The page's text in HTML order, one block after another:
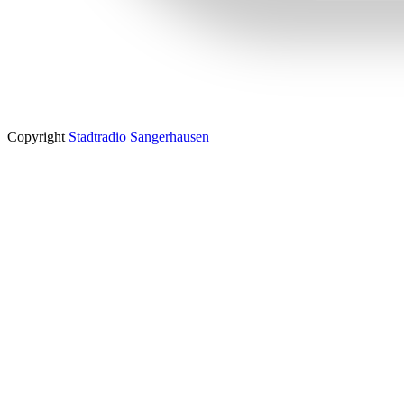
Copyright Stadtradio Sangerhausen